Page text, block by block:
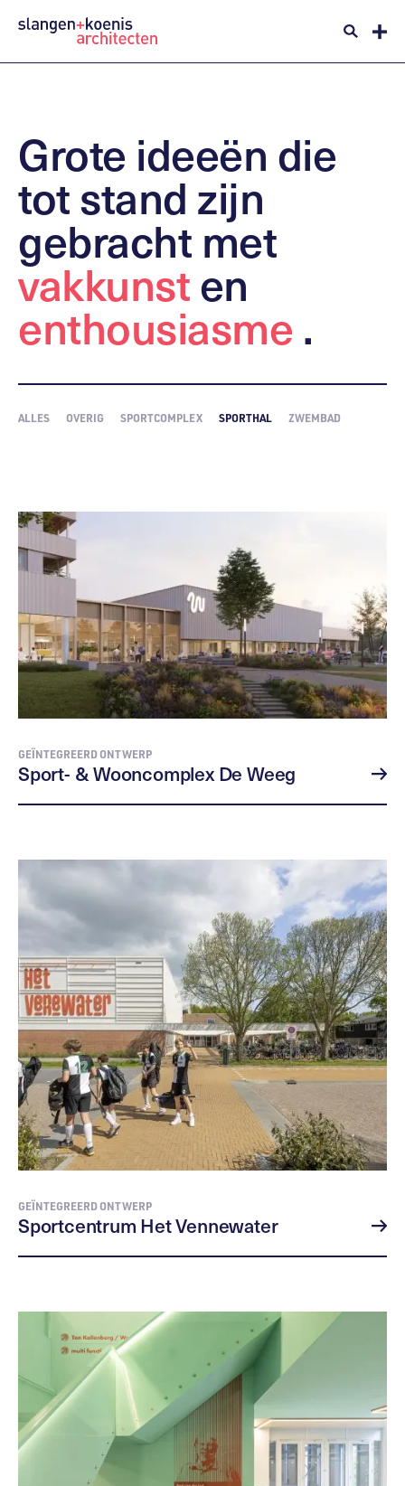
Grote ideeën die
totstand zijn
gebracht met
vakkunsten
enthousiasme .
ALLES OVERIG SPORTCOMPLEX SPORTHAL ZWEMBAD
GEÏNTEGREERD ONTWERP
Sport- & Wooncomplex De Weeg
GEÏNTEGREERD ONTWERP
Sportcentrum Het Vennewater